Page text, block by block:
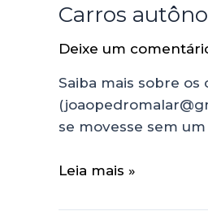
Carros
Deixe um
Saiba mais sobre
se movesse sem
Leia mais »